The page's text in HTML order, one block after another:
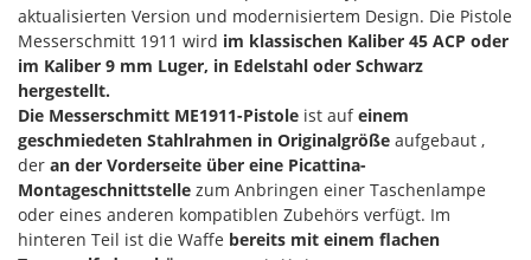
aktualisierten Version und modernisiertem Design. Die Pistole
Messerschmitt 1911 wird im klassischen Kaliber 45 ACP oder
im Kaliber 9 mm Luger, in Edelstahl oder Schwarz
hergestellt.
Die Messerschmitt ME1911-Pistole ist aufeinem
geschmiedeten Stahlrahmen in Originalgröße aufgebaut ,
der an der Vorderseite über eine Picattina-
Montageschnittstelle zum Anbringen einer Taschenlampe
oder eines anderen kompatiblen Zubehörs verfügt. Im
hinteren Teil ist die Waffe bereits mit einem flachen